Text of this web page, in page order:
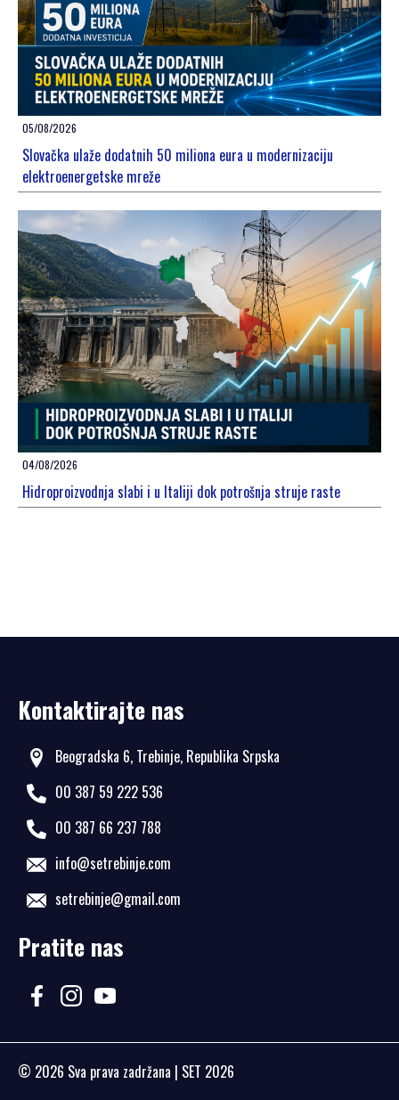
05/08/2026
Slovačka ulaže dodatnih 50 miliona eura u modernizaciju
elektroenergetske mreže
04/08/2026
Hidroproizvodnja slabi i u Italiji dok potrošnja struje raste
Kontaktirajte nas
Beogradska 6, Trebinje, Republika Srpska
00 387 59 222 536
00 387 66 237 788
info@setrebinje.com
setrebinje@gmail.com
Pratite nas
© 2026 Sva prava zadržana | SET 2026